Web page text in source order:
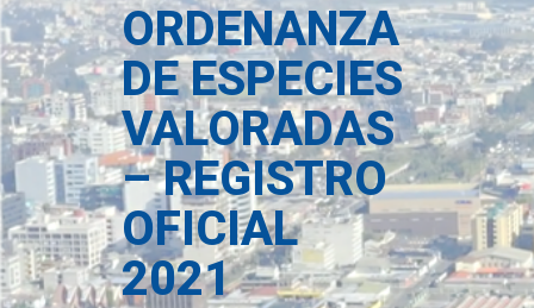
ORDENANZA
DE ESPECIES
VALORADAS
– REGISTRO
OFICIAL
2021